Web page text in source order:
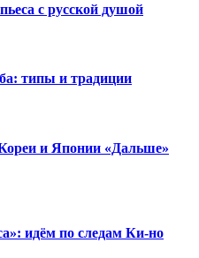
с русской душой
типы и традиции
и Японии «Дальше»
идём по следам Ки-но